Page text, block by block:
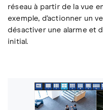
réseau à partir de la vue
exemple, d'actionner un
désactiver une alarme et
initial.